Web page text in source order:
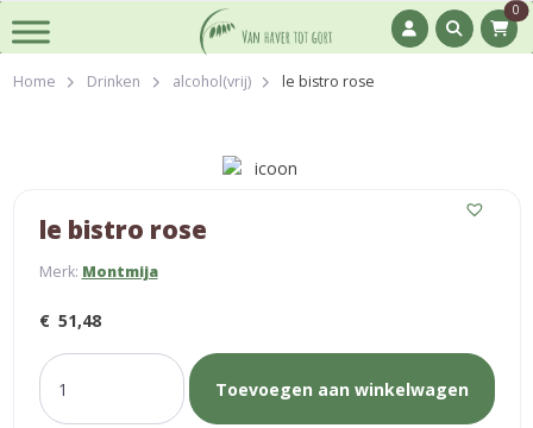
0
Home Drinken alcohol(vrij) le bistro rose
le bistro rose
Merk: Montmija
€ 51,48
le
bistro
rose
Toevoegen aan winkelwagen